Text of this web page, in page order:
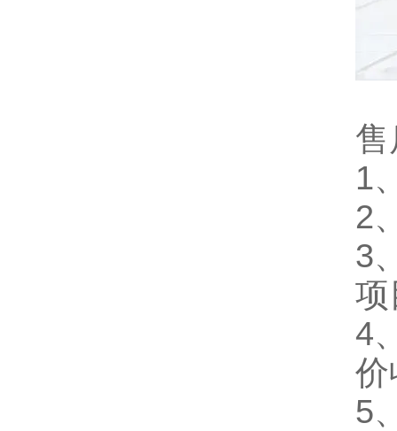
1
2
3
项
4
价
5